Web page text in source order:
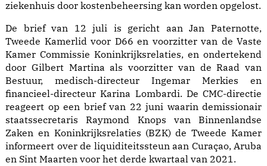
ziekenhuis door kostenbeheersing kan worden opgelost.
De brief van 12 juli is gericht aan Jan Paternotte,
Tweede Kamerlid voor D66 en voorzitter van de Vaste
Kamer Commissie Koninkrijksrelaties, en ondertekend
door Gilbert Martina als voorzitter van de Raad van
Bestuur, medisch-directeur Ingemar Merkies en
financieel-directeur Karina Lombardi. De CMC-directie
reageert op een brief van 22 juni waarin demissionair
staatssecretaris Raymond Knops van Binnenlandse
Zaken en Koninkrijksrelaties (BZK) de Tweede Kamer
informeert over de liquiditeitssteun aan Curaçao, Aruba
en Sint Maarten voor het derde kwartaal van 2021.